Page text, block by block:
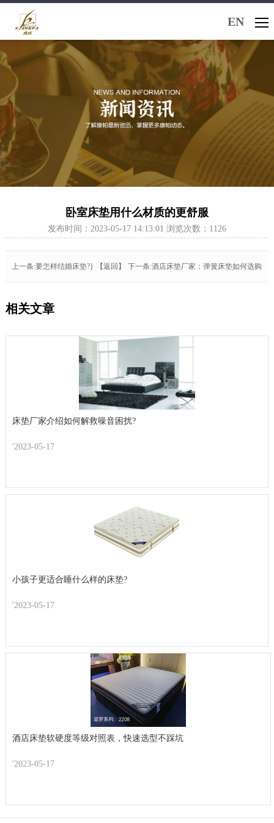
EN
卧室床垫用什么材质的更舒服
发布时间：2023-05-17 14:13:01 浏览次数：1126
上一条:要怎样结婚床垫?} 【返回】 下一条:酒店床垫厂家：弹簧床垫如何选购
相关文章
床垫厂家介绍如何解救噪音困扰?
'2023-05-17
小孩子更适合睡什么样的床垫?
'2023-05-17
酒店床垫软硬度等级对照表，快速选型不踩坑
'2023-05-17